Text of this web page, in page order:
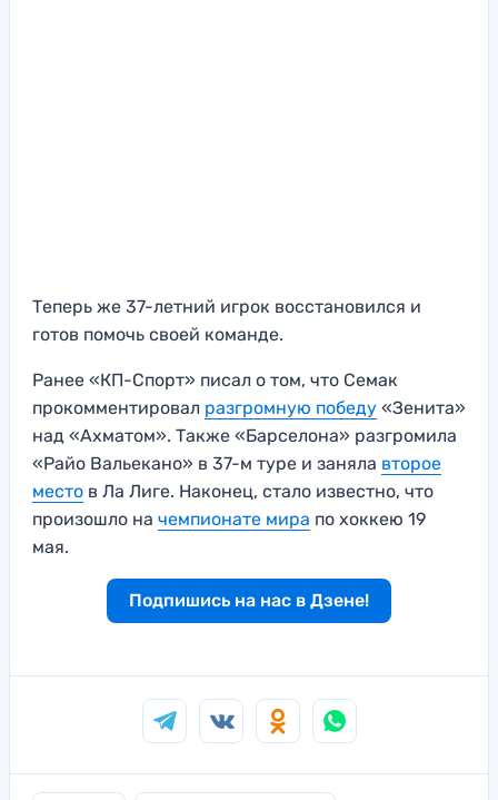
Теперь же 37-летний игрок восстановился и
готов помочь своей команде.
Ранее «КП-Спорт» писал о том, что Семак
прокомментировал разгромную победу «Зенита»
над «Ахматом». Также «Барселона» разгромила
«Райо Вальекано» в 37-м туре и заняла второе
место в Ла Лиге. Наконец, стало известно, что
произошло на чемпионате мира по хоккею 19
мая.
Подпишись на нас в Дзене!